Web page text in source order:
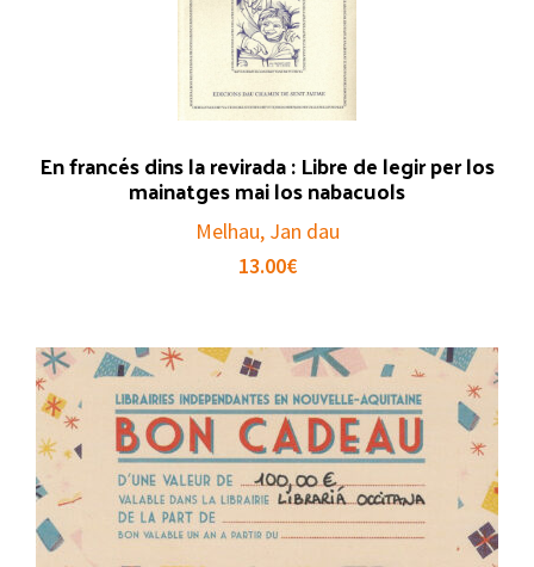
En francés dins la revirada : Libre de legir per los
mainatges mai los nabacuols
Melhau, Jan dau
13.00€